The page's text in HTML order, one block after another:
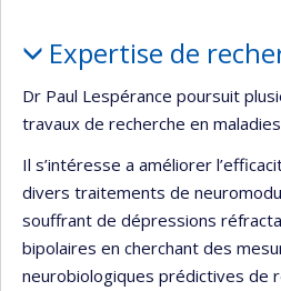
Expertise de
Dr Paul Lespérance poursuit
travaux de recherche en
Il s’intéresse a améliorer
divers traitements de
souffrant de dépressions
bipolaires en cherchant des
neurobiologiques prédictives de